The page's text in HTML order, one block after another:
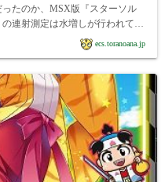
ったのか、MSX版『スターソル
連射測定は水増しが行われてい
、さらに思い出したスタッフか
ecs.toranoana.jp